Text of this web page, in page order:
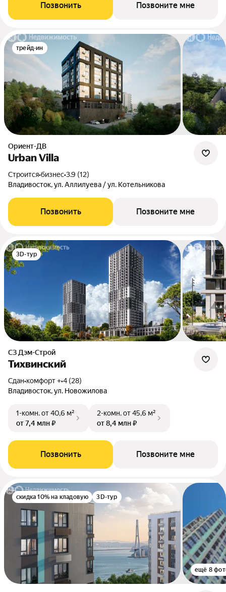
Позвонить Позвоните мне
трейд-ин
Ориент-ДВ
Urban Villa
Строится•бизнес•3.9 (12)
Владивосток, ул. Аллилуева / ул. Котельникова
Позвонить Позвоните мне
3D-тур
СЗ Дэм-Строй
Тихвинский
Сдан•комфорт +•4 (28)
Владивосток, ул. Новожилова
1-комн.от 40,6 м²
от 7,4 млн ₽
2-комн.от 45,6 м²
от 8,4 млн ₽
Позвонить Позвоните мне
скидка 10% на кладовую 3D-тур
ещё 8